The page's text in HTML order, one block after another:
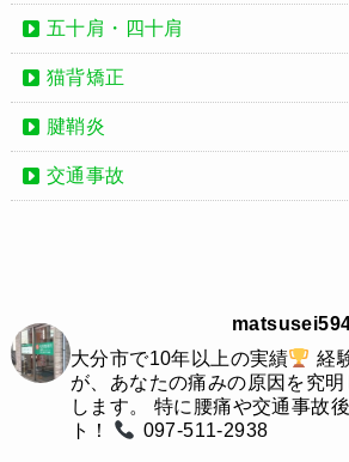
五十肩・四十肩
猫背矯正
腱鞘炎
交通事故
大分市で10年以上の実績
経
が、あなたの痛みの原因を究
します。
特に腰痛や交通事故
ト！
097-511-2938